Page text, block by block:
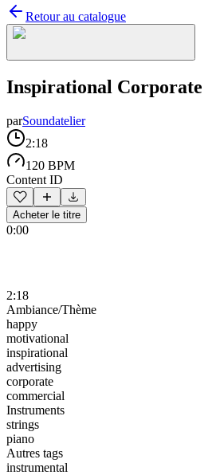
Retour au catalogue
Inspirational Corporate
parSoundatelier
2:18
120 BPM
Content ID
Acheter le titre
0:00
2:18
Ambiance/Thème
happy
motivational
inspirational
advertising
corporate
commercial
Instruments
strings
piano
Autres tags
instrumental